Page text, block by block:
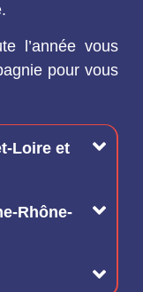
l’année vous
pour vous
Loire et
Rhône-